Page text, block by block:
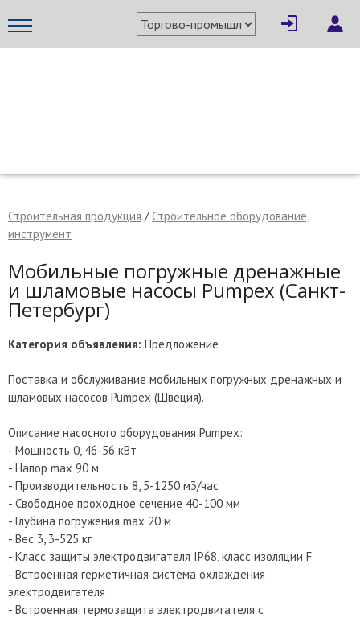
Строительная продукция /Строительное оборудование,
инструмент
Мобильные погружные дренажные
и шламовые насосы Pumpex (Санкт-
Петербург)
Категория объявления: Предложение
Поставка и обслуживание мобильных погружных дренажных и
шламовых насосов Pumpex (Швеция).
Описание насосного оборудования Pumpex:
- Мощность 0, 46-56 кВт
- Напор max 90 м
- Производительность 8, 5-1250 м3/час
- Свободное проходное сечение 40-100 мм
- Глубина погружения max 20 м
- Вес 3, 3-525 кг
- Класс защиты электродвигателя IP68, класс изоляции F
- Встроенная герметичная система охлаждения
электродвигателя
- Встроенная термозащита электродвигателя с
× Написать поставщику